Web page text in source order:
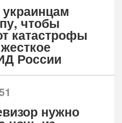
чтобы
катастрофы
России
нужно